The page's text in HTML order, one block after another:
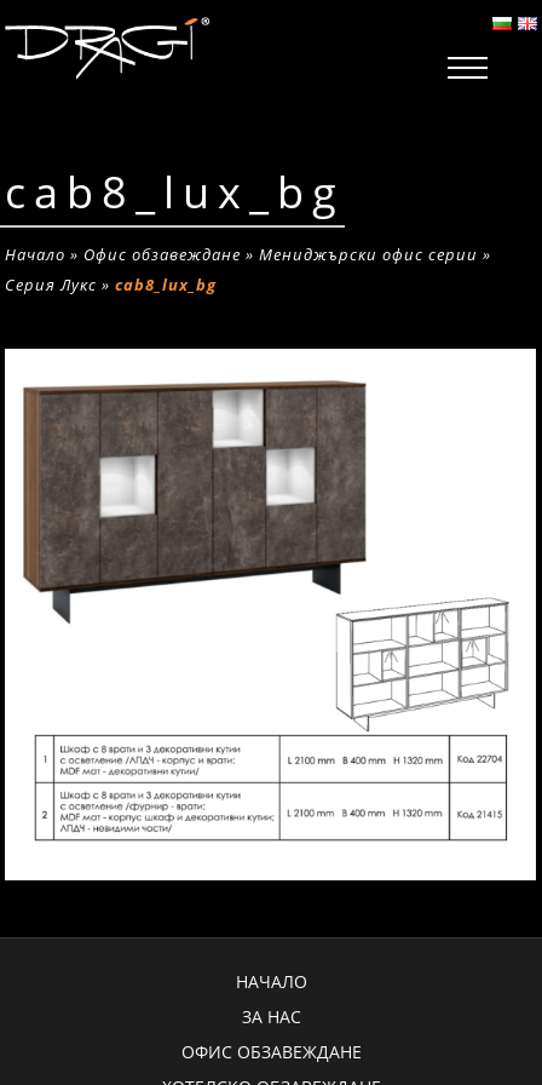
cab8_lux_bg
Начало » Офис обзавеждане »Мениджърски офис серии »
Серия Лукс »cab8_lux_bg
НАЧАЛО
ЗА НАС
ОФИС ОБЗАВЕЖДАНЕ